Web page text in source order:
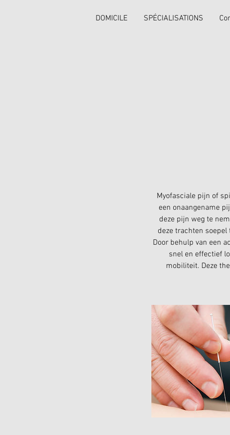
DOMICILE SPÉCIALISATIONS
Myofasciale pijn of
een onaangename
deze pijn weg te
deze trachten
Door behulp van een
snel en effectief
mobiliteit. Deze